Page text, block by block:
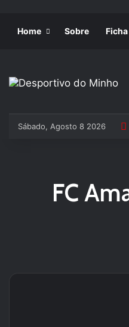
Home Sobre
Sábado, Agosto 8 2026
FC